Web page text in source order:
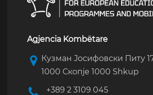
Agjencia Kombëtare
Кузман Јосифовски Питу
1000 Скопје 1000 Shkup
+389 2 3109 045